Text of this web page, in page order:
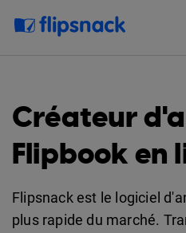
Créateur
Flipbook en
Flipsnack est le logiciel
plus rapide du marché.